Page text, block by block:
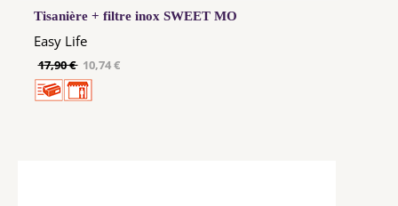
Tisanière + filtre inox SWEET MO
Easy Life
17,90 € 10,74 €